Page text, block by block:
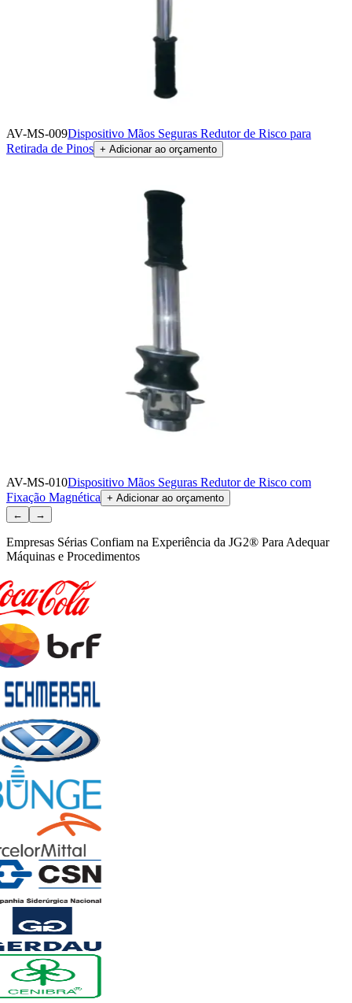
AV-MS-009Dispositivo Mãos Seguras Redutor de Risco para
Retirada de Pinos + Adicionar ao orçamento
AV-MS-010Dispositivo Mãos Seguras Redutor de Risco com
Fixação Magnética + Adicionar ao orçamento
←
→
Empresas Sérias Confiam na Experiência da JG2® Para Adequar
Máquinas e Procedimentos